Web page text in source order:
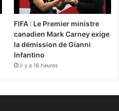
FIFA : Le Premier ministre
canadien Mark Carney exige
la démission de Gianni
Infantino
il y a 18 heures